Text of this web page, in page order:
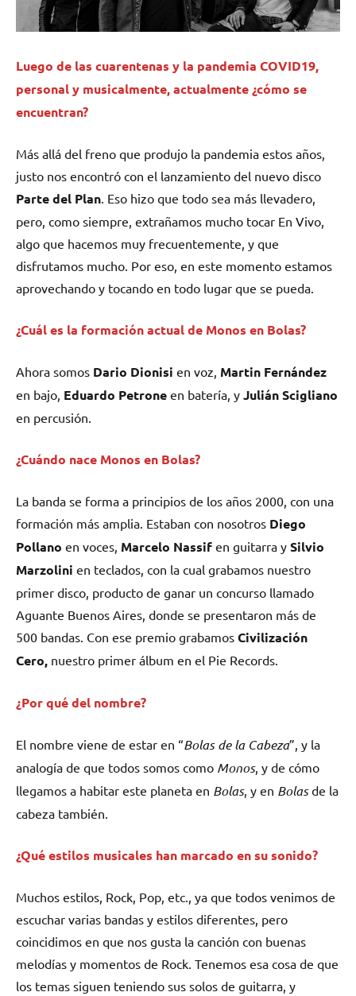
Luego de las cuarentenas y la pandemia COVID19,
personal y musicalmente, actualmente ¿cómo se
encuentran?
Más allá del freno que produjo la pandemia estos años,
justo nos encontró con el lanzamiento del nuevo disco
Parte del Plan . Eso hizo que todo sea más llevadero,
pero, como siempre, extrañamos mucho tocar En Vivo,
algo que hacemos muy frecuentemente, y que
disfrutamos mucho. Por eso, en este momento estamos
aprovechando y tocando en todo lugar que se pueda.
¿Cuál es la formación actual de Monos en Bolas?
Ahora somos Dario Dionisi en voz, Martin Fernández
en bajo, Eduardo Petrone en batería, y Julián Scigliano
en percusión.
¿Cuándo nace Monos en Bolas?
La banda se forma a principios de los años 2000, con una
formación más amplia. Estaban con nosotros Diego
Pollano en voces, Marcelo Nassif en guitarra y Silvio
Marzolini en teclados, con la cual grabamos nuestro
primer disco, producto de ganar un concurso llamado
Aguante Buenos Aires, donde se presentaron más de
500 bandas. Con ese premio grabamos Civilización
Cero, nuestro primer álbum en el Pie Records.
¿Por qué del nombre?
El nombre viene de estar en “Bolas de la Cabeza”, y la
analogía de que todos somos como Monos, y de cómo
llegamos a habitar este planeta en Bolas, y en Bolasde la
cabeza también.
¿Qué estilos musicales han marcado en su sonido?
Muchos estilos, Rock, Pop, etc., ya que todos venimos de
escuchar varias bandas y estilos diferentes, pero
coincidimos en que nos gusta la canción con buenas
melodías y momentos de Rock. Tenemos esa cosa de que
los temas siguen teniendo sus solos de guitarra, y